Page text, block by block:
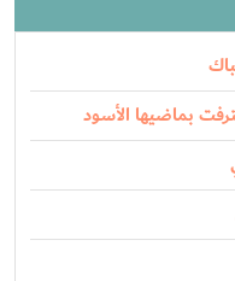
بماضيها الأسود